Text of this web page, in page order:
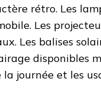
rétro. Les
Les
Les balises
disponibles
journée et les